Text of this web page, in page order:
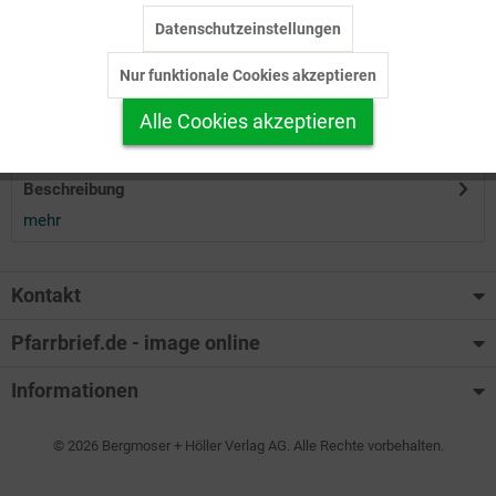
Herunterladen
Auf Ihren Merkzettel setzen
Beschreibung
mehr
Kontakt
Pfarrbrief.de - image online
Informationen
© 2026 Bergmoser + Höller Verlag AG. Alle Rechte vorbehalten.
Personalisierung Inaktiv
Service
Datenschutzeinstellungen
Nur funktionale Cookies akzeptieren
Alle Cookies akzeptieren